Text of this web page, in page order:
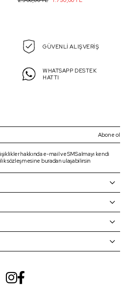
GÜVENLİ ALIŞVERİŞ
WHATSAPP DESTEK
HATTI
Abone ol
hakkında e-mail ve SMS almayı kendi
sözleşmesine buradan ulaşabilirsin